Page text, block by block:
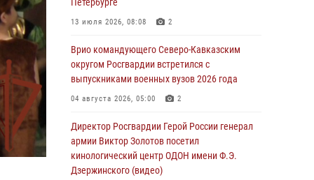
открывшего стрельбу в Подмосковье (видео)
Росгвардейцы провели выставку вооружения
для участников сбора «Гвардеец» в Пензе
В Курске росгвардейцы приняли участие в
митинге, посвященном второй годовщине
вторжения ВСУ на территорию области
13 июля 2026, 08:08 2
Врио командующего Северо-Кавказским
округом Росгвардии встретился с
выпускниками военных вузов 2026 года
04 августа 2026, 05:00 2
Директор Росгвардии Герой России генерал
армии Виктор Золотов посетил
кинологический центр ОДОН имени Ф.Э.
Дзержинского (видео)